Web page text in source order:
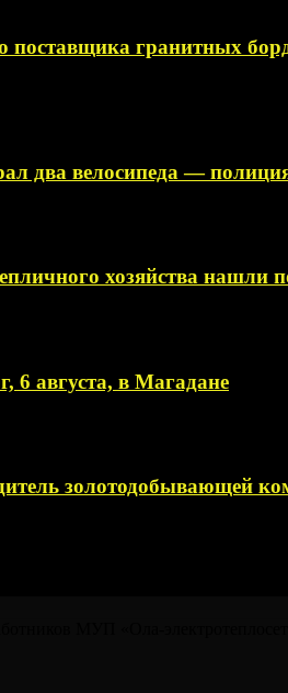
поставщика гранитных
два велосипеда —
хозяйства нашли
6 августа, в Магадане
золотодобывающей